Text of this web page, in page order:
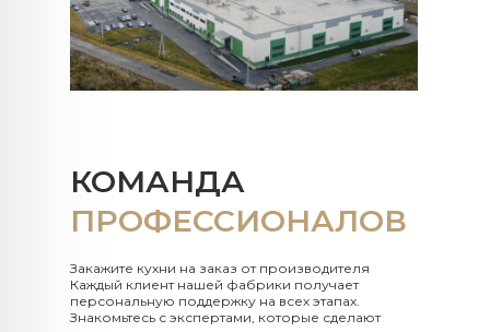
КОМАНДА
ПРОФЕССИОНАЛОВ
Закажите кухни на заказ от производителя
Каждый клиент нашей фабрики получает
персональную поддержку на всех этапах.
Знакомьтесь с экспертами, которые сделают